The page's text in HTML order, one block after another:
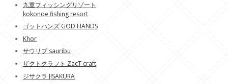
九重フィッシングリゾート
kokonoe fishing resort
ゴットハンズ GOD HANDS
Khor
サウリブ sauribu
ザクトクラフト ZacT craft
ジサクラ JISAKURA